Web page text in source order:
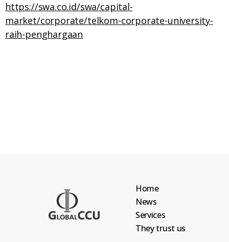
https://swa.co.id/swa/capital-
market/corporate/telkom-corporate-university-
raih-penghargaan
Home
News
Services
They trust us